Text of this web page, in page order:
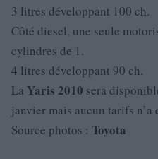
3 litres développant 100 ch.
Côté diesel, une seule
cylindres de 1.
4 litres développant 90 ch.
La Yaris 2010 sera
janvier mais aucun tarifs n’a
Source photos : Toyota